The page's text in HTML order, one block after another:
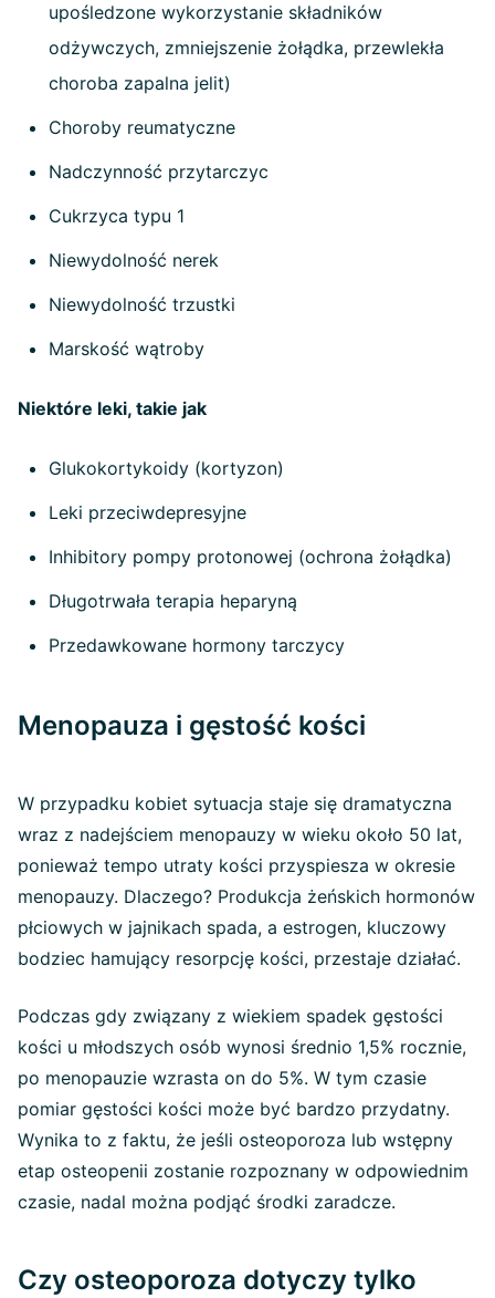
upośledzone wykorzystanie składników
odżywczych, zmniejszenie żołądka, przewlekła
choroba zapalna jelit)
Choroby reumatyczne
Nadczynność przytarczyc
Cukrzyca typu 1
Niewydolność nerek
Niewydolność trzustki
Marskość wątroby
Niektóre leki, takie jak
Glukokortykoidy (kortyzon)
Leki przeciwdepresyjne
Inhibitory pompy protonowej (ochrona żołądka)
Długotrwała terapia heparyną
Przedawkowane hormony tarczycy
Menopauza i gęstość kości
W przypadku kobiet sytuacja staje się dramatyczna
wraz z nadejściem menopauzy w wieku około 50 lat,
ponieważ tempo utraty kości przyspiesza w okresie
menopauzy. Dlaczego? Produkcja żeńskich hormonów
płciowych w jajnikach spada, a estrogen, kluczowy
bodziec hamujący resorpcję kości, przestaje działać.
Podczas gdy związany z wiekiem spadek gęstości
kości u młodszych osób wynosi średnio 1,5% rocznie,
po menopauzie wzrasta on do 5%. W tym czasie
pomiar gęstości kości może być bardzo przydatny.
Wynika to z faktu, że jeśli osteoporoza lub wstępny
etap osteopenii zostanie rozpoznany w odpowiednim
czasie, nadal można podjąć środki zaradcze.
Czy osteoporoza dotyczy tylko